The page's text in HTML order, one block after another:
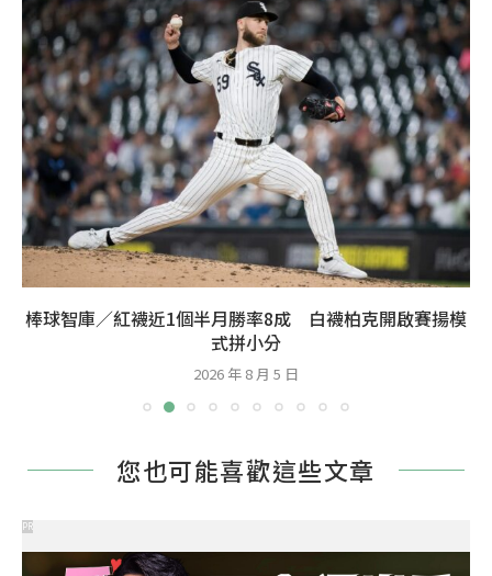
棒球智庫／紅襪近1個半月勝率8成 白襪柏克開啟賽揚模
式拼小分
2026 年 8 月 5 日
您也可能喜歡這些文章
PR